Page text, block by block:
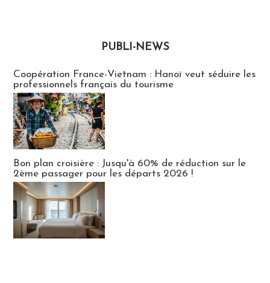
PUBLI-NEWS
Coopération France-Vietnam : Hanoï veut séduire les
professionnels français du tourisme
Bon plan croisière : Jusqu'à 60% de réduction sur le
2ème passager pour les départs 2026 !